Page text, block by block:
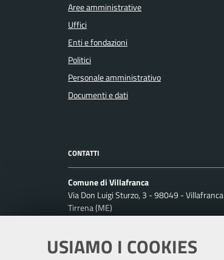
USIAMO I COOKIES
Aree amministrative
Uffici
Enti e fondazioni
Politici
Personale amministrativo
Documenti e dati
CONTATTI
Comune di Villafranca
Via Don Luigi Sturzo, 3 - 98049 - Villafranca
Tirrena (ME)
Ufficio Relazioni con il Pubblico